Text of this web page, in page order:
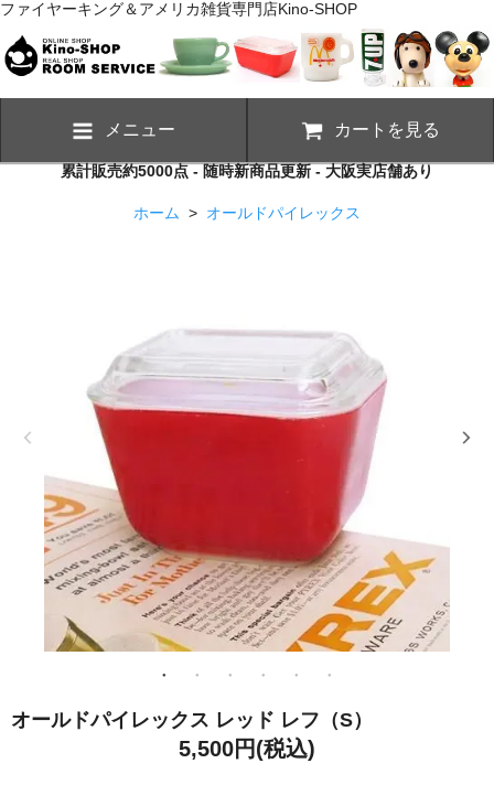
ファイヤーキング＆アメリカ雑貨専門店Kino-SHOP
メニュー カートを見る
累計販売約5000点 - 随時新商品更新 - 大阪実店舗あり
ホーム > オールドパイレックス
オールドパイレックス レッド レフ（S）
5,500円(税込)